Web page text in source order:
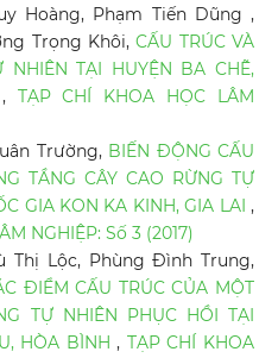
Hoàng, Phạm Tiến Dũng ,
Trọng Khôi,CẤU TRÚC VÀ
NHIÊN TẠI HUYỆN BA CHẼ,
, TẠP CHÍ KHOA HỌC LÂM
Trường, BIẾN ĐỘNG CẤU
TẦNG CÂY CAO RỪNG TỰ
GIA KON KA KINH, GIA LAI,
NGHIỆP: Số 3 (2017)
Thị Lộc, Phùng Đình Trung,
ĐIỂM CẤU TRÚC CỦA MỘT
TỰ NHIÊN PHỤC HỒI TẠI
HÒA BÌNH, TẠP CHÍ KHOA